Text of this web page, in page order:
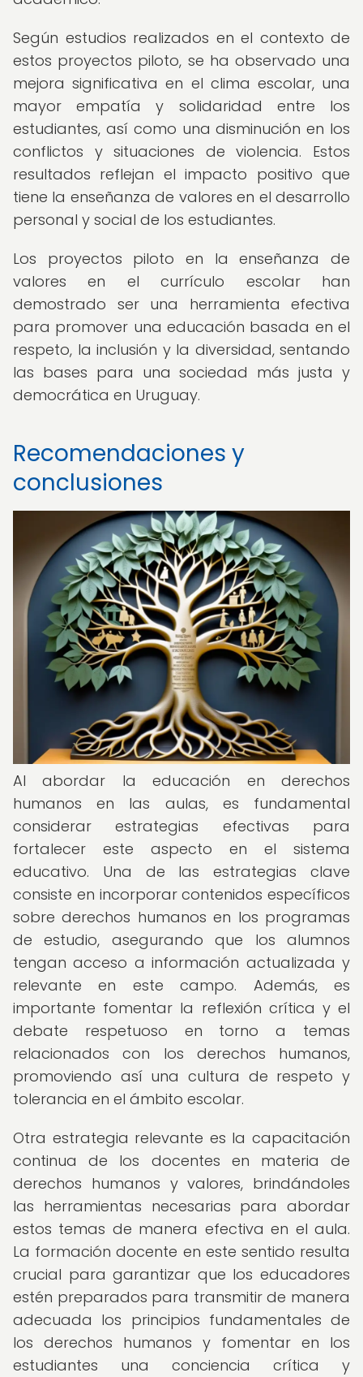
Según estudios realizados en el contexto de
estos proyectos piloto, se ha observado una
mejora significativa en el clima escolar, una
mayor empatía y solidaridad entre los
estudiantes, así como una disminución en los
conflictos y situaciones de violencia. Estos
resultados reflejan el impacto positivo que
tiene la enseñanza de valores en el desarrollo
personal y social de los estudiantes.
Los proyectos piloto en la enseñanza de
valores en el currículo escolar han
demostrado ser una herramienta efectiva
para promover una educación basada en el
respeto, la inclusión y la diversidad, sentando
las bases para una sociedad más justa y
democrática en Uruguay.
Recomendaciones y
conclusiones
Al abordar la educación en derechos
humanos en las aulas, es fundamental
considerar estrategias efectivas para
fortalecer este aspecto en el sistema
educativo. Una de las estrategias clave
consiste en incorporar contenidos específicos
sobre derechos humanos en los programas
de estudio, asegurando que los alumnos
tengan acceso a información actualizada y
relevante en este campo. Además, es
importante fomentar la reflexión crítica y el
debate respetuoso en torno a temas
relacionados con los derechos humanos,
promoviendo así una cultura de respeto y
tolerancia en el ámbito escolar.
Otra estrategia relevante es la capacitación
continua de los docentes en materia de
derechos humanos y valores, brindándoles
las herramientas necesarias para abordar
estos temas de manera efectiva en el aula.
La formación docente en este sentido resulta
crucial para garantizar que los educadores
estén preparados para transmitir de manera
adecuada los principios fundamentales de
los derechos humanos y fomentar en los
estudiantes una conciencia crítica y